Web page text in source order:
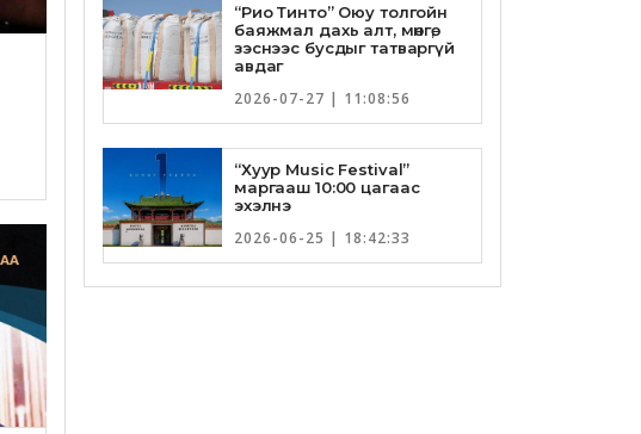
“Рио Тинто” Оюу толгойн
баяжмал дахь алт, мөнгө,
зэснээс бусдыг татваргүй
авдаг
2026-07-27 | 11:08:56
“Хуур Music Festival”
маргааш 10:00 цагаас
эхэлнэ
2026-06-25 | 18:42:33